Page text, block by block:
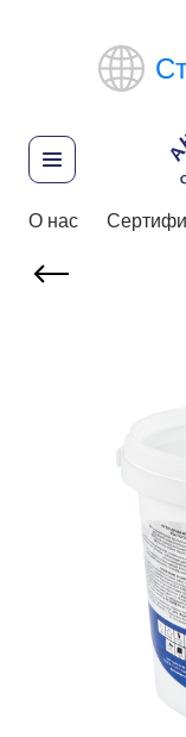
О нас